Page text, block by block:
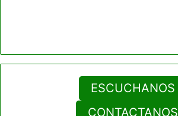
ESCUCHANOS
CONTACTANOS